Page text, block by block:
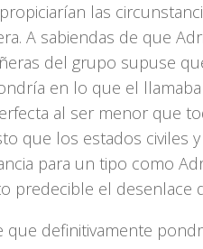
las
A sabiendas de que
del grupo supuse
en lo que el
al ser menor que
que los estados civiles
para un tipo como
predecible el desenlace
que definitivamente